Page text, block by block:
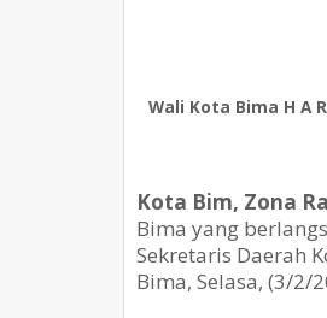
Wali Kota Bima H A
Kota Bim, Zona
Bima yang
Sekretaris Daerah
Bima, Selasa, (3/2/